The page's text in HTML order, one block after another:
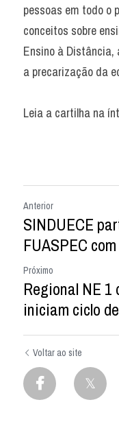
pessoas em todo o
conceitos sobre
Ensino à Distância,
a precarização da
Leia a cartilha na
Anterior
SINDUECE
FUASPEC
Próximo
Regional NE 1
iniciam ciclo
Voltar ao site